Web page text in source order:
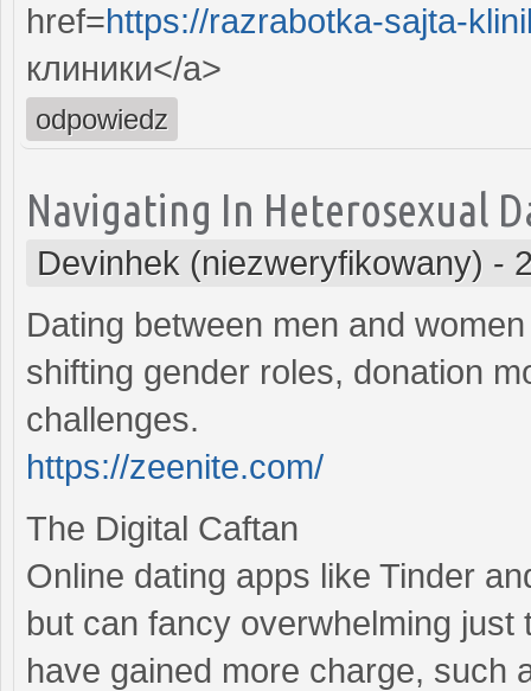
href=https://razrabotka-sajta-
клиники</a>
odpowiedz
Navigating In Heterosexual
Devinhek (niezweryfikowany) -
Dating between men and
shifting gender roles, donation
challenges.
https://zeenite.com/
The Digital Caftan
Online dating apps like Tinder
but can fancy overwhelming
have gained more charge, such